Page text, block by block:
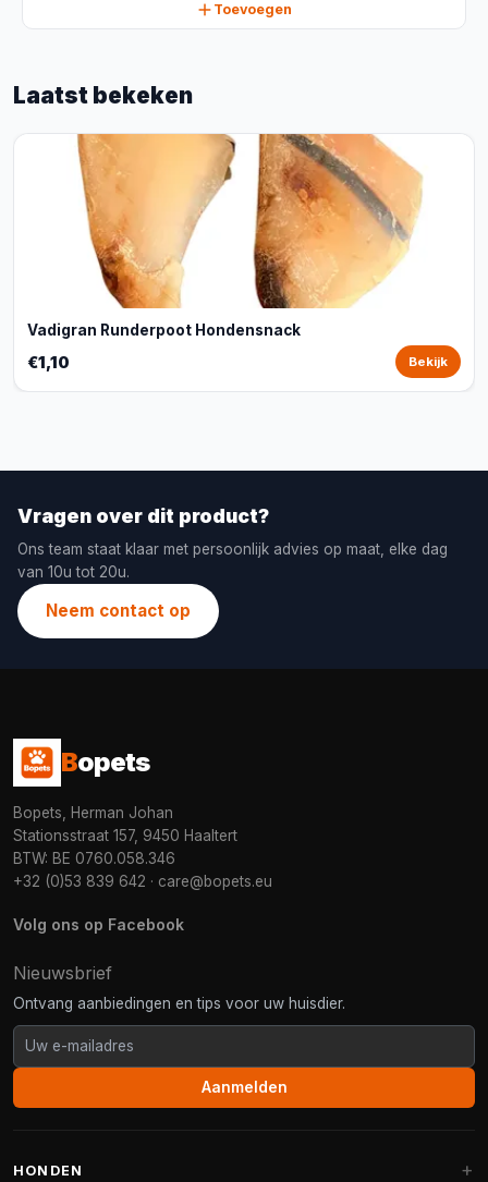
Toevoegen
Laatst bekeken
Vadigran Runderpoot Hondensnack
€1,10 Bekijk
Vragen over dit product?
Ons team staat klaar met persoonlijk advies op maat, elke dag
van 10u tot 20u.
Neem contact op
Bopets
Bopets, Herman Johan
Stationsstraat 157, 9450 Haaltert
BTW: BE 0760.058.346
+32 (0)53 839 642 · care@bopets.eu
Volg ons op Facebook
Nieuwsbrief
Ontvang aanbiedingen en tips voor uw huisdier.
Aanmelden
HONDEN